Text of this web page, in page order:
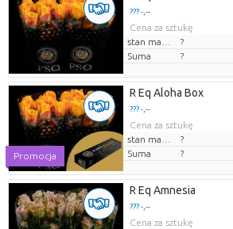
??? -,--
Cena za sztukę
?
Suma
?
Promocja
R Eq Aloha Box
??? -,--
Cena za sztukę
?
Suma
?
R Eq Amnesia
??? -,--
Cena za sztukę